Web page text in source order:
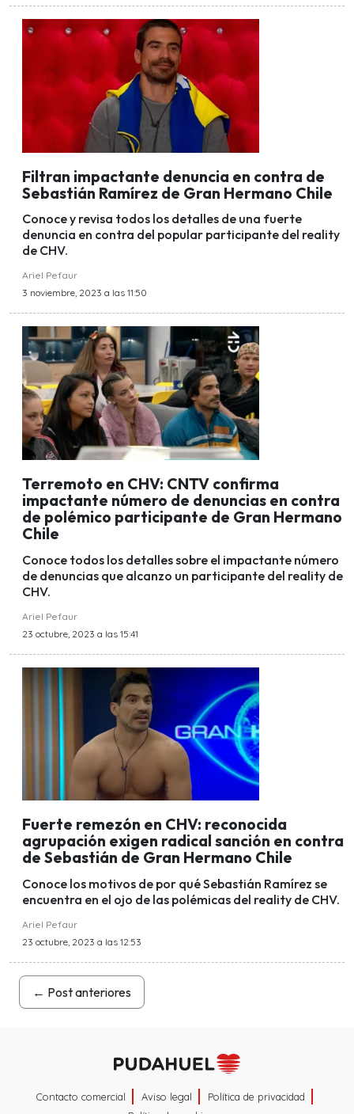
Filtran impactante denuncia en contra de
Sebastián Ramírez de Gran Hermano Chile
Conoce y revisa todos los detalles de una fuerte
denuncia en contra del popular participante del reality
de CHV.
Ariel Pefaur
3 noviembre, 2023 a las 11:50
Terremoto en CHV: CNTV confirma
impactante número de denuncias en contra
de polémico participante de Gran Hermano
Chile
Conoce todos los detalles sobre el impactante número
de denuncias que alcanzo un participante del reality de
CHV.
Ariel Pefaur
23 octubre, 2023 a las 15:41
Fuerte remezón en CHV: reconocida
agrupación exigen radical sanción en contra
de Sebastián de Gran Hermano Chile
Conoce los motivos de por qué Sebastián Ramírez se
encuentra en el ojo de las polémicas del reality de CHV.
Ariel Pefaur
23 octubre, 2023 a las 12:53
← Post anteriores
Contacto comercial Aviso legal
Política de privacidad